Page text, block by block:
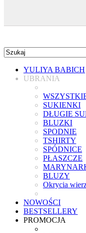
YULIYA BABICH
UBRANIA
SUKIENKI
DŁUGIE
BLUZKI
SPODNIE
TSHIRTY
SPÓDNICE
PŁASZCZE
BLUZY
Okrycia
NOWOŚCI
BESTSELLERY
PROMOCJA